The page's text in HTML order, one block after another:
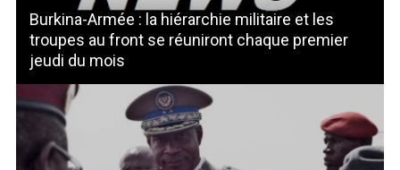
Burkina-Armée : la hiérarchie militaire et les
troupes au front se réuniront chaque premier
jeudi du mois